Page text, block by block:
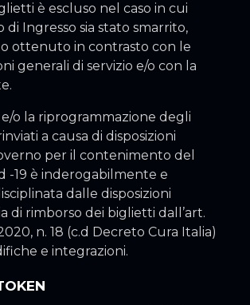
è escluso nel caso in cui
di Ingresso sia stato smarrito,
ottenuto in contrasto con le
generali di servizio e/o con la
o la riprogrammazione degli
a causa di disposizioni
per il contenimento del
-19 è inderogabilmente e
dalle disposizioni
di rimborso dei biglietti dall’art.
n. 18 (c.d Decreto Cura Italia)
e integrazioni.